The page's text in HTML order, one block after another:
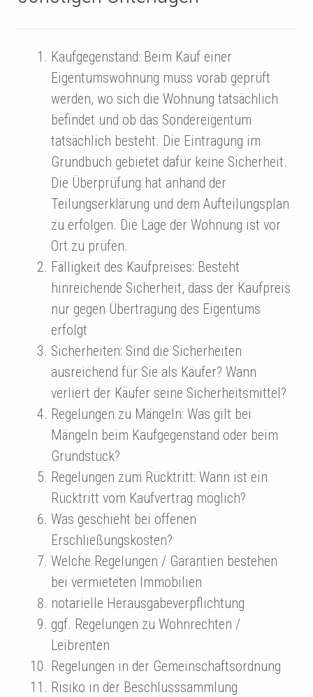
Kaufgegenstand: Beim Kauf einer
Eigentumswohnung muss vorab geprüft
werden, wo sich die Wohnung tatsächlich
befindet und ob das Sondereigentum
tatsächlich besteht. Die Eintragung im
Grundbuch gebietet dafür keine Sicherheit.
Die Überprüfung hat anhand der
Teilungserklärung und dem Aufteilungsplan
zu erfolgen. Die Lage der Wohnung ist vor
Ort zu prüfen.
Fälligkeit des Kaufpreises: Besteht
hinreichende Sicherheit, dass der Kaufpreis
nur gegen Übertragung des Eigentums
erfolgt
Sicherheiten: Sind die Sicherheiten
ausreichend für Sie als Käufer? Wann
verliert der Käufer seine Sicherheitsmittel?
Regelungen zu Mängeln: Was gilt bei
Mängeln beim Kaufgegenstand oder beim
Grundstück?
Regelungen zum Rücktritt: Wann ist ein
Rücktritt vom Kaufvertrag möglich?
Was geschieht bei offenen
Erschließungskosten?
Welche Regelungen / Garantien bestehen
bei vermieteten Immobilien
notarielle Herausgabeverpflichtung
ggf. Regelungen zu Wohnrechten /
Leibrenten
Regelungen in der Gemeinschaftsordnung
Risiko in der Beschlusssammlung